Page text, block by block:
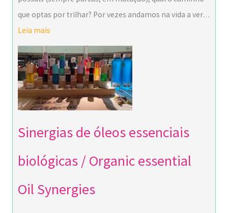
que optas por trilhar? Por vezes andamos na vida a ver…
Leia mais
Sinergias de óleos essenciais
biológicas / Organic essential
Oil Synergies